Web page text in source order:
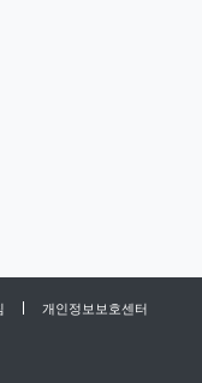
개인정보보호센터